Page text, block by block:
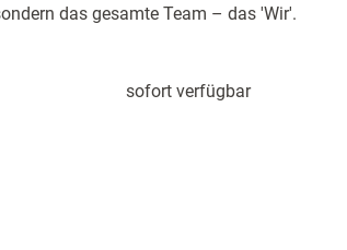
das gesamte Team – das 'Wir'.
sofort verfügbar